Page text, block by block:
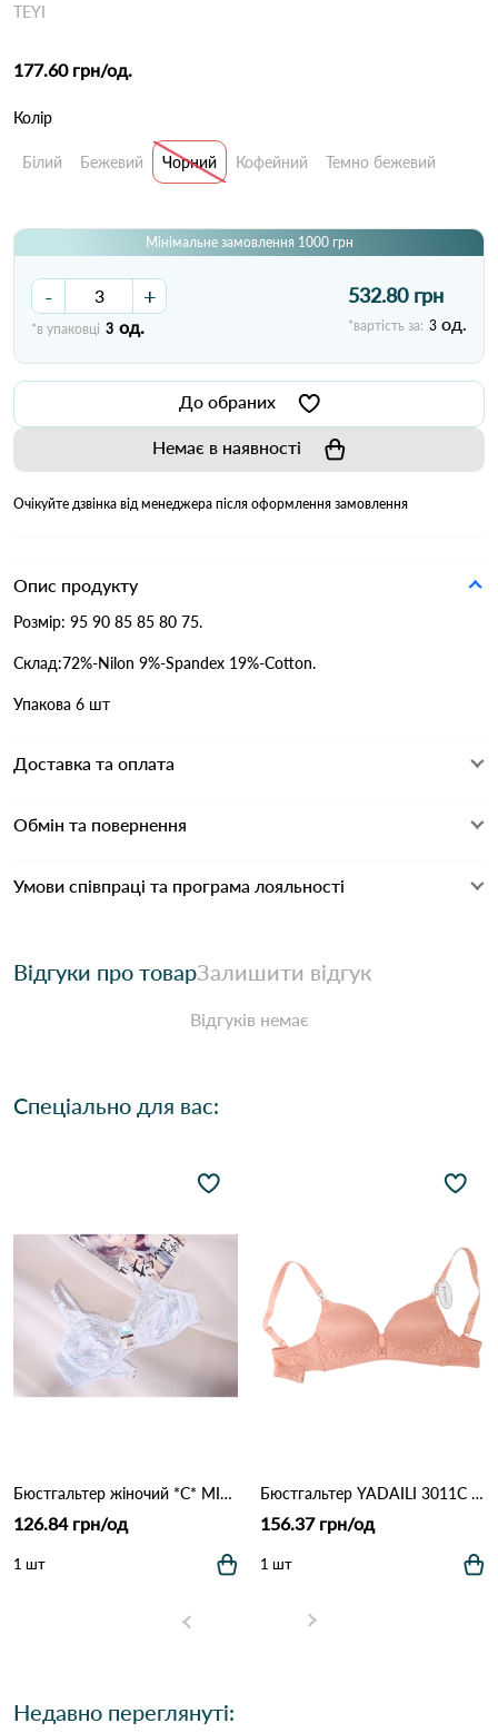
TEYI
177.60 грн/од.
Колір
Білий Бежевий Чорний Кофейний Темно бежевий
Мінімальне замовлення 1000 грн
- +
*в упаковці 3 од.
532.80 грн
*вартість за: 3 од.
До обраних
Немає в наявності
Очікуйте дзвінка від менеджера після оформлення замовлення
Опис продукту
Розмір: 95 90 85 85 80 75.
Склад:72%-Nilon 9%-Spandex 19%-Cotton.
Упакова 6 шт
Доставка та оплата
Обмін та повернення
Умови співпраці та програма лояльності
Відгуки про товарЗалишити відгук
Відгуків немає
Спеціально для вас:
Бюстгальтер жіночий *C* MIS AITOR 8016 3.3 Білий
126.84 грн/од
1 шт
Бюстгальтер YADAILI 3011С 2,2 Персиковий
156.37 грн/од
1 шт
Недавно переглянуті: